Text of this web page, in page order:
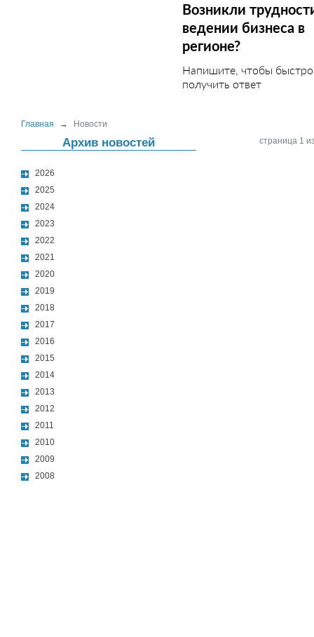
Возникли
ведении бизнеса в
регионе?
Напишите, чтобы быстро
получить ответ
Главная → Новости
Архив новостей
2026
2025
2024
2023
2022
2021
2020
2019
2018
2017
2016
2015
2014
2013
2012
2011
2010
2009
2008
страница 1